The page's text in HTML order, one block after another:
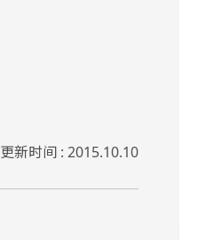
更新时间 : 2015.10.10